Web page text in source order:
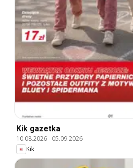
Kik gazetka
10.08.2026- 05.09.2026
Kik